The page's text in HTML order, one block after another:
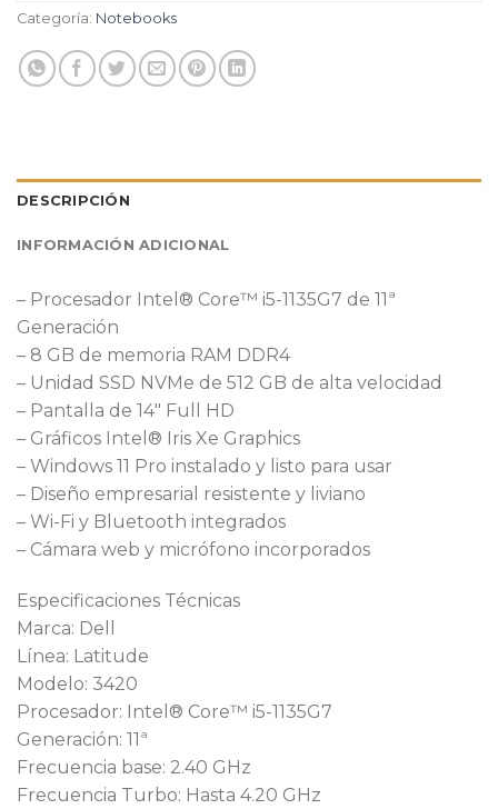
Categoría: Notebooks
DESCRIPCIÓN
INFORMACIÓN ADICIONAL
– Procesador Intel® Core™ i5-1135G7 de 11ª
Generación
– 8 GB de memoria RAM DDR4
– Unidad SSD NVMe de 512 GB de alta velocidad
– Pantalla de 14″ Full HD
– Gráficos Intel® Iris Xe Graphics
– Windows 11 Pro instalado y listo para usar
– Diseño empresarial resistente y liviano
– Wi-Fi y Bluetooth integrados
– Cámara web y micrófono incorporados
Especificaciones Técnicas
Marca: Dell
Línea: Latitude
Modelo: 3420
Procesador: Intel® Core™ i5-1135G7
Generación: 11ª
Frecuencia base: 2.40 GHz
Frecuencia Turbo: Hasta 4.20 GHz